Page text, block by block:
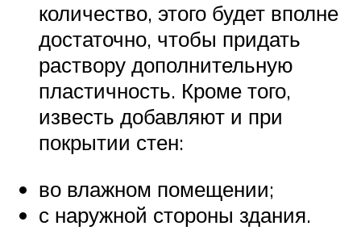
количество, этого будет вполне
достаточно, чтобы придать
раствору дополнительную
пластичность. Кроме того,
известь добавляют и при
покрытии стен:
во влажном помещении;
с наружной стороны здания.